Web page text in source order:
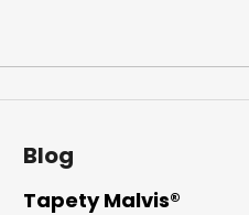
Blog
Tapety Malvis®